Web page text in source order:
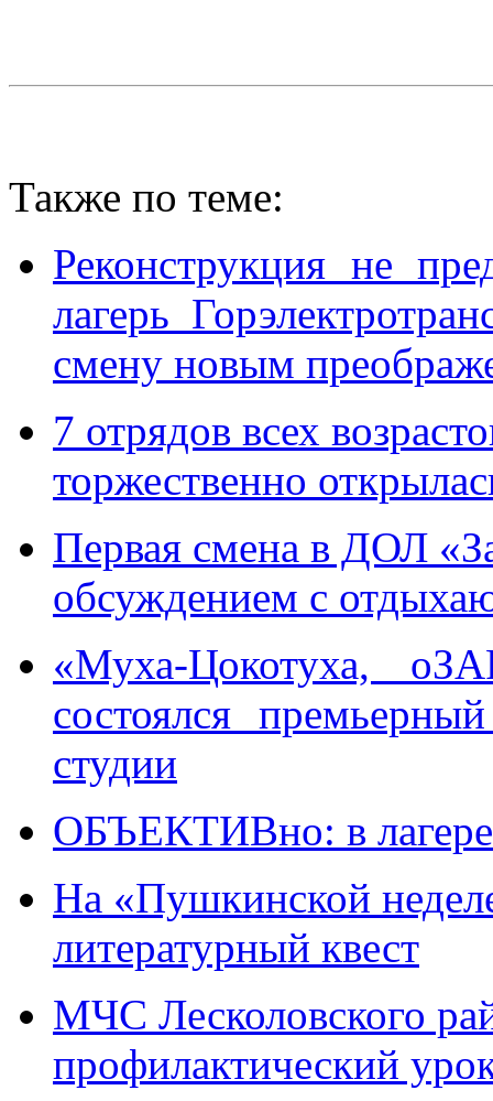
Также по теме:
Реконструкция не
лагерь
смену новым
7 отрядов всех
торжественно
Первая смена в ДОЛ
обсуждением с
«Муха-Цокотуха,
состоялся
студии
ОБЪЕКТИВно: в лагере
На «Пушкинской
литературный квест
МЧС Лесколовского
профилактический